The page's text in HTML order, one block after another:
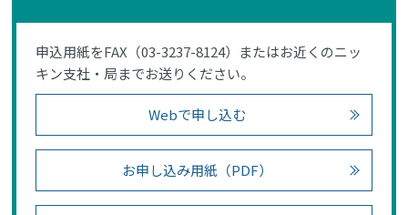
申込用紙をFAX（03-3237-8124）またはお近くのニッ
キン支社・局までお送りください。
Webで申し込む
お申し込み用紙（PDF）